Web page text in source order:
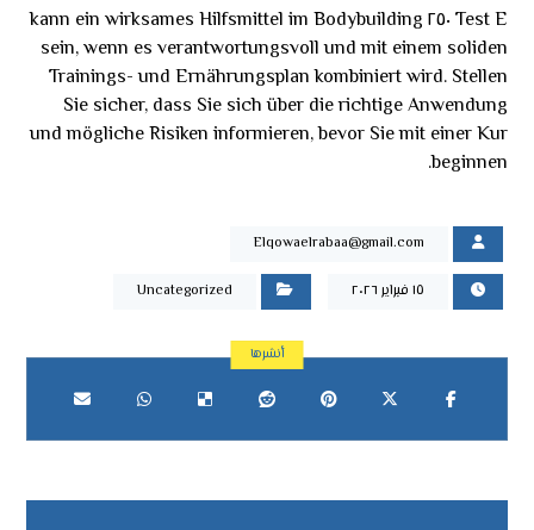
Test E ٢٥٠ kann ein wirksames Hilfsmittel im Bodybuilding
sein, wenn es verantwortungsvoll und mit einem soliden
Trainings- und Ernährungsplan kombiniert wird. Stellen
Sie sicher, dass Sie sich über die richtige Anwendung
und mögliche Risiken informieren, bevor Sie mit einer Kur
beginnen.
Elqowaelrabaa@gmail.com
١٥ فبراير ٢٠٢٦ Uncategorized